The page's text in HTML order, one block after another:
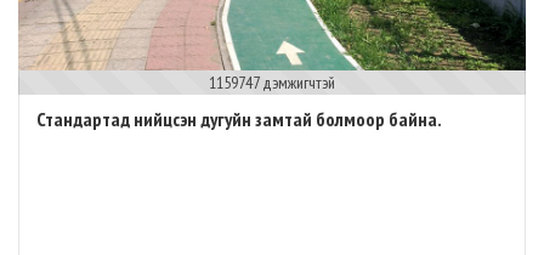
1159747 дэмжигчтэй
Стандартад нийцсэн дугуйн замтай болмоор байна.